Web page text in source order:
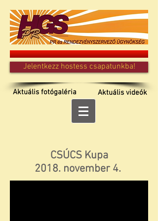
Jelentkezz hostess csapatunkba!
Aktuális fotógaléria Aktuális videók
CSÚCS Kupa
2018. november 4.